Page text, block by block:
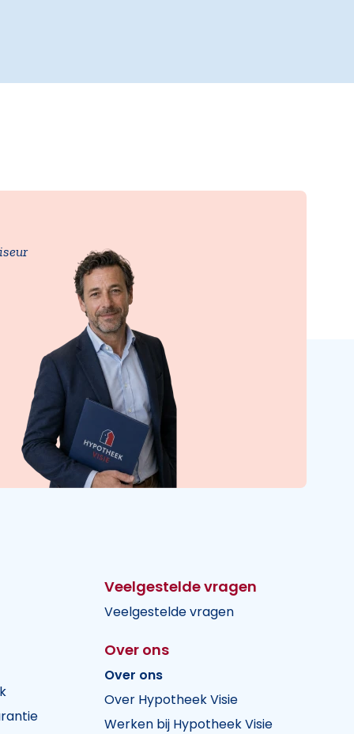
Veelgestelde vragen
Veelgestelde vragen
Over ons
Over ons
Over Hypotheek Visie
Werken bij Hypotheek Visie